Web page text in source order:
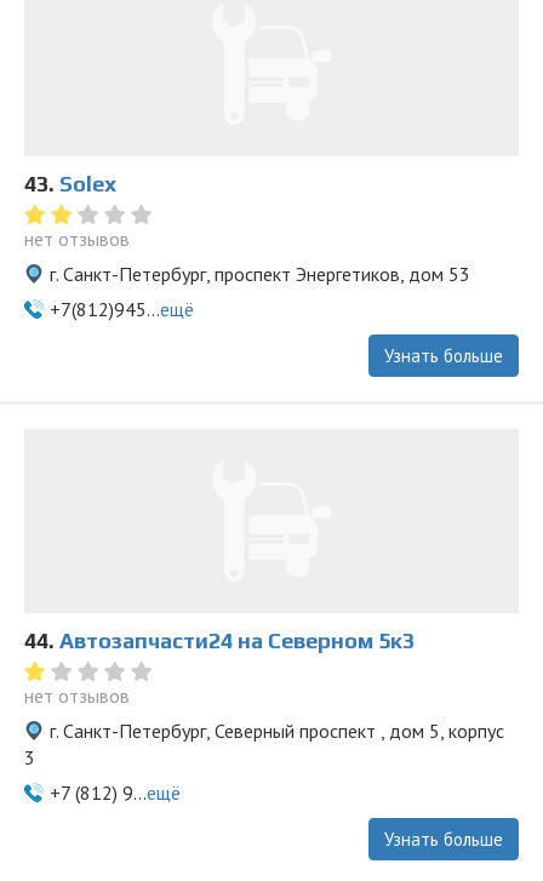
43. Solex
нет отзывов
г. Санкт-Петербург, проспект Энергетиков, дом 53
+7(812)945...ещё
Узнать больше
44. Автозапчасти24 на Северном 5к3
нет отзывов
г. Санкт-Петербург, Северный проспект , дом 5, корпус
3
+7 (812) 9...ещё
Узнать больше